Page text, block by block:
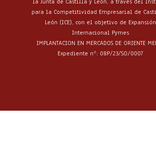
para la Competitividad Empresarial de
León (ICE), con el objetivo de Expansión
Internacional Pymes
IMPLANTACION EN MERCADOS DE ORIENTE
Expediente nº: 08P/23/SO/0007